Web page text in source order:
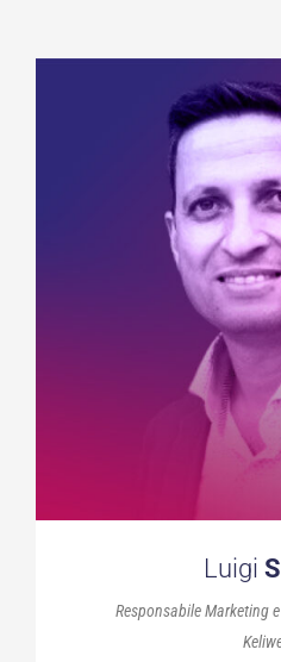
Luigi
Responsabile Marketing